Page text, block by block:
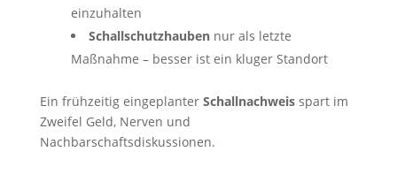
einzuhalten
Schallschutzhaubennur als letzte
Maßnahme – besser ist ein kluger Standort
Ein frühzeitig eingeplanter Schallnachweisspart im
Zweifel Geld, Nerven und
Nachbarschaftsdiskussionen.